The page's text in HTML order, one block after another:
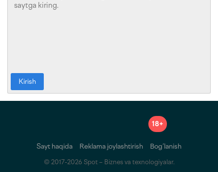
Kirish
18+
Sayt haqida Reklama joylashtirish Bog‘lanish
© 2017-2026 Spot – Biznes va texnologiyalar.